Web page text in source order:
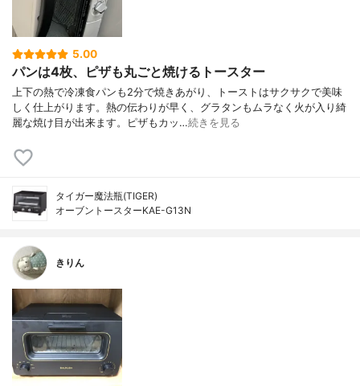
5.00
パンは4枚、ピザも丸ごと焼けるトースター
上下の熱で冷凍食パンも2分で焼きあがり、トーストはサクサクで美味
しく仕上がります。熱の伝わりが早く、グラタンもムラなく火が入り綺
麗な焼け目が出来ます。ピザもカッ…続きを見る
タイガー魔法瓶(TIGER)
オーブントースターKAE-G13N
きりん